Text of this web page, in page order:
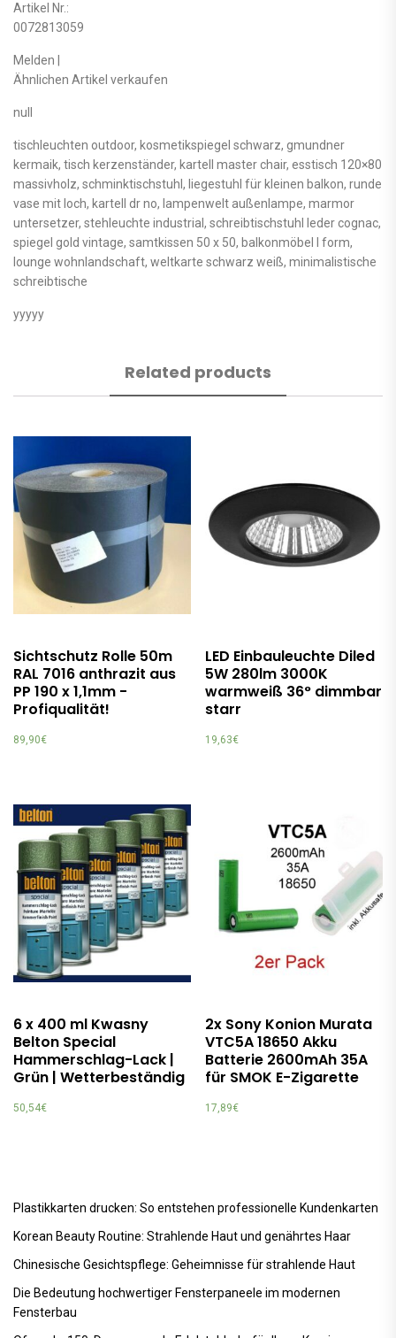
Artikel Nr.:
0072813059
Melden |
Ähnlichen Artikel verkaufen
null
tischleuchten outdoor, kosmetikspiegel schwarz, gmundner
kermaik, tisch kerzenständer, kartell master chair, esstisch 120×80
massivholz, schminktischstuhl, liegestuhl für kleinen balkon, runde
vase mit loch, kartell dr no, lampenwelt außenlampe, marmor
untersetzer, stehleuchte industrial, schreibtischstuhl leder cognac,
spiegel gold vintage, samtkissen 50 x 50, balkonmöbel l form,
lounge wohnlandschaft, weltkarte schwarz weiß, minimalistische
schreibtische
yyyyy
Related products
Sichtschutz Rolle 50m
RAL 7016 anthrazit aus
PP 190 x 1,1mm -
Profiqualität!
89,90€
LED Einbauleuchte Diled
5W 280lm 3000K
warmweiß 36° dimmbar
starr
19,63€
6 x 400 ml Kwasny
Belton Special
Hammerschlag-Lack |
Grün | Wetterbeständig
50,54€
2x Sony Konion Murata
VTC5A 18650 Akku
Batterie 2600mAh 35A
für SMOK E-Zigarette
17,89€
Plastikkarten drucken: So entstehen professionelle Kundenkarten
Korean Beauty Routine: Strahlende Haut und genährtes Haar
Chinesische Gesichtspflege: Geheimnisse für strahlende Haut
Die Bedeutung hochwertiger Fensterpaneele im modernen
Fensterbau